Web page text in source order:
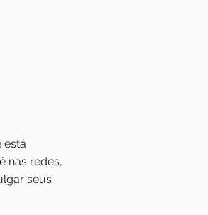
está
nas redes,
seus